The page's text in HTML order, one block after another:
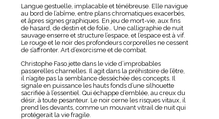
Langue gestuelle, implacable et ténébreuse. Elle navigue
au bord de l’abîme, entre plans chromatiques exacerbés,
et âpres signes graphiques. En jeu de mort-vie, aux fins
de hasard, de destin et de folie… Une calligraphie de nuit
sauvage enserre et structure l’espace, et l’espace est à vif.
Le rouge et le noir des profondeurs corporelles ne cessent
de s’affronter. Art d’exorcisme et de combat.
Christophe Faso jette dans le vide d’improbables
passerelles charnelles. Il agit dans la préhistoire de l’être,
il n’agite pas la semblance desséchée des concepts. Il
signale en puissance les hauts fonds d’une silhouette
sacrifiée à l’essentiel. Qui échappe d’emblée, au creux du
désir, à toute pesanteur. Le noir cerne les risques vitaux, il
prend les devants, comme un mouvant vitrail de nuit qui
protégerait la vie fragile.